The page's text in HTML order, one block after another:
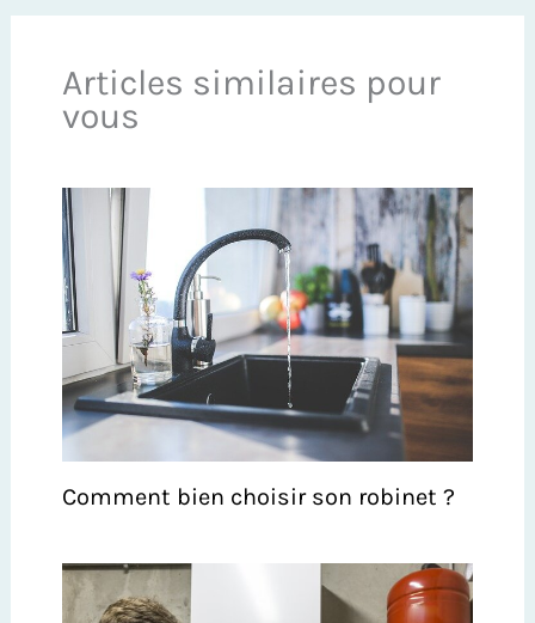
Articles similaires pour
vous
Comment bien choisir son robinet ?